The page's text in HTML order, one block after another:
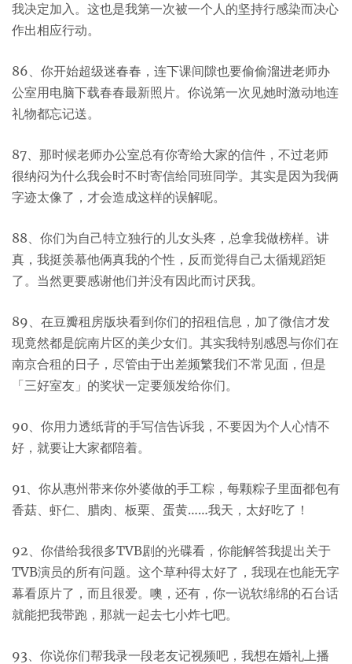
我决定加入。这也是我第一次被一个人的坚持行感染而决心
作出相应行动。
86、你开始超级迷春春，连下课间隙也要偷偷溜进老师办
公室用电脑下载春春最新照片。你说第一次见她时激动地连
礼物都忘记送。
87、那时候老师办公室总有你寄给大家的信件，不过老师
很纳闷为什么我会时不时寄信给同班同学。其实是因为我俩
字迹太像了，才会造成这样的误解呢。
88、你们为自己特立独行的儿女头疼，总拿我做榜样。讲
真，我挺羡慕他俩真我的个性，反而觉得自己太循规蹈矩
了。当然更要感谢他们并没有因此而讨厌我。
89、在豆瓣租房版块看到你们的招租信息，加了微信才发
现竟然都是皖南片区的美少女们。其实我特别感恩与你们在
南京合租的日子，尽管由于出差频繁我们不常见面，但是
「三好室友」的奖状一定要颁发给你们。
90、你用力透纸背的手写信告诉我，不要因为个人心情不
好，就要让大家都陪着。
91、你从惠州带来你外婆做的手工粽，每颗粽子里面都包有
香菇、虾仁、腊肉、板栗、蛋黄……我天，太好吃了！
92、你借给我很多TVB剧的光碟看，你能解答我提出关于
TVB演员的所有问题。这个草种得太好了，我现在也能无字
幕看原片了，而且很爱。噢，还有，你一说软绵绵的石台话
就能把我带跑，那就一起去七小炸七吧。
93、你说你们帮我录一段老友记视频吧，我想在婚礼上播